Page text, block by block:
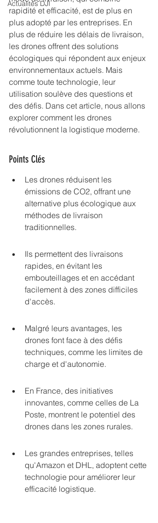
Actualités DJI
rapidité et efficacité, est de plus en
plus adopté par les entreprises. En
plus de réduire les délais de livraison,
les drones offrent des solutions
écologiques qui répondent aux enjeux
environnementaux actuels. Mais
comme toute technologie, leur
utilisation soulève des questions et
des défis. Dans cet article, nous allons
explorer comment les drones
révolutionnent la logistique moderne.
Points Clés
Les drones réduisent les
émissions de CO2, offrant une
alternative plus écologique aux
méthodes de livraison
traditionnelles.
Ils permettent des livraisons
rapides, en évitant les
embouteillages et en accédant
facilement à des zones difficiles
d'accès.
Malgré leurs avantages, les
drones font face à des défis
techniques, comme les limites de
charge et d'autonomie.
En France, des initiatives
innovantes, comme celles de La
Poste, montrent le potentiel des
drones dans les zones rurales.
Les grandes entreprises, telles
qu'Amazon et DHL, adoptent cette
technologie pour améliorer leur
efficacité logistique.